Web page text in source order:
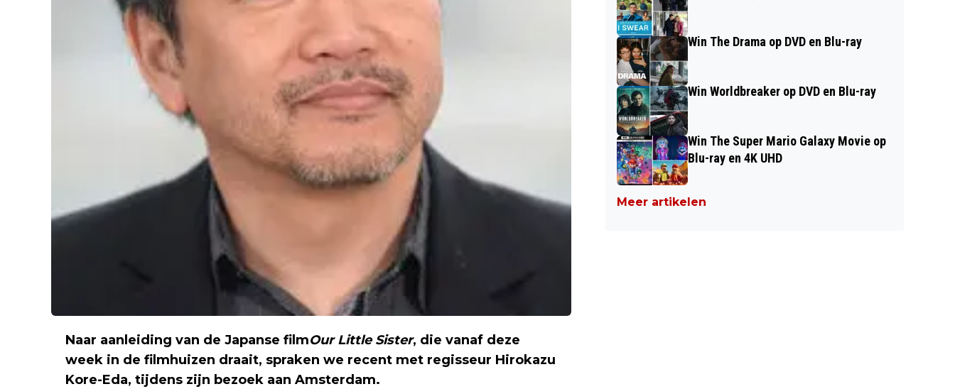
Naar aanleiding van de Japanse filmOur Little Sister, die vanaf deze
week in de filmhuizen draait, spraken we recent met regisseur Hirokazu
Kore-Eda, tijdens zijn bezoek aan Amsterdam.
Win The Drama op DVD en Blu-ray
Win Worldbreaker op DVD en Blu-ray
Win The Super Mario Galaxy Movie op
Blu-ray en 4K UHD
Meer artikelen